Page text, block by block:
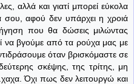
αλλά και γιατί μπορεί εύκολα
σου, αφού δεν υπάρχει η χροιά
που θα δώσεις μιλώντας
να βγούμε από τα ρούχα μας με
όταν βρισκόμαστε σε
σκέψης, της τρίτης, μη
Όχι πως δεν λειτουργώ και